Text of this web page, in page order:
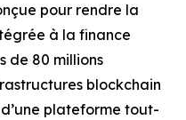
pour rendre la
à la finance
de 80 millions
blockchain
plateforme tout-